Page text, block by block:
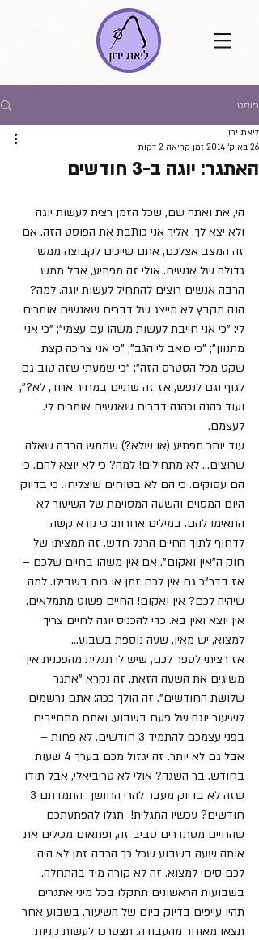
פוסט
האתגר: יוגה ב-3 חודשים
ליאת ירון
26 באוק׳ 2014
זמן קריאה 2 דקות
הי, את ואתה שם, שכל הזמן רצית לעשות יוגה
ולא יצא לך. אליך אני כותבת את הפוסט הזה. אם
זה המצב אצלכם, אתם שייכים לקבוצה ממש
גדולה של אנשים. אולי זה מפתיע, אבל ממש
הרבה אנשים רוצים להתחיל לעשות יוגה. למה?
הנה מקבץ לא מייצג של דברים שאנשים אומרים
לי: "כי אני חייבת לעשות משהו עם עצמי"; "כי אני
מתנוון"; "כי כואב לי הגב"; "כי אני צריכה קצת
שקט מכל הסטרס הזה"; "כי שמעתי שזה טוב גם
לגוף וגם לנפש, אז זה שתיים במחיר אחד, לא?",
ועוד כהנה וכהנה דברים שאנשים אומרים לי.
לעצמם.
עוד יותר מפתיע (או שלא?) שממש הרבה שאלה
שרוצים... לא מתחילים! למה? כי לא יוצא להם. כי
הם עסוקים. כי הם לא בטוחים שיצליחו. כי בדיוק
היום המסוים והשעה המסוימת של השיעור לא
התאימו להם. במילים אחרות: כי נורא קשה
לדחוף לתוך החיים הרגל חדש. זה תמציתו של
חוק ה"אין ואקום". אם אין משהו בחיים שלכם –
אז בדר"כ גם אין לכם זמן או כוח בשבילו. למה
שיהיה לכם? אין ואקום! החיים פשוט מתמלאים.
אין יוצא ואין בא. כדי להכניס יוגה לחיים צריך
למצוא, יש מאין, שעה נוספת בשבוע...
אז רציתי לספר לכם, שיש לי תגלית מהפכנית איך
משיגים את השעה הזאת. זה נקרא "אתגר
שלושת החודשים". זה הולך ככה: אתם נרשמים
לשיעור יוגה של פעם בשבוע. ואתם מתחייבים
בפני עצמכם להתמיד 3 חודשים. לא פחות –
אבל גם לא יותר. זה יגזול מכם בערך 4 שעות
בחודש. בר השגה? אולי לא טריביאלי, אבל תודו
חודשים? עכשיו התגלית!  תגלו להפתעתכם
שהחיים מסתדרים סביב זה, ופתאום מכילים את
אותה שעה בשבוע שכל כך הרבה זמן לא היה
לכם סיכוי למצוא. זה לא קורה מיד בהתחלה.
בשבועות הראשונים תתקלו בכל מיני אתגרים.
תהיו עייפים בדיוק ביום של השיעור. בשבוע אחר
תצאו מאוחר מהעבודה. תצטרכו לעשות קניות